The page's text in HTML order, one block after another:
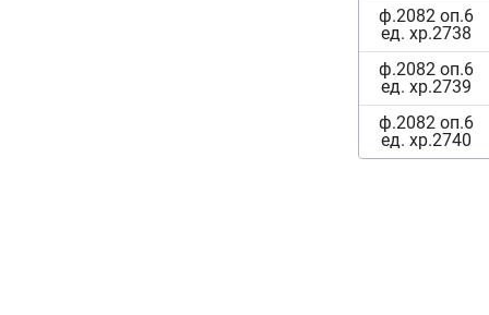
ф.2082 оп.6
ед. хр.2738
ф.2082 оп.6
ед. хр.2739
ф.2082 оп.6
ед. хр.2740